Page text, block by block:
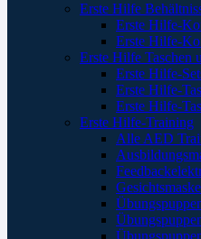
Erste Hilfe
Erste Hilfe-
Erste Hilfe-
Erste Hilfe Taschen
Erste Hilfe-
Erste Hilfe-
Erste Hilfe-
Erste Hilfe-Training
Alle AED